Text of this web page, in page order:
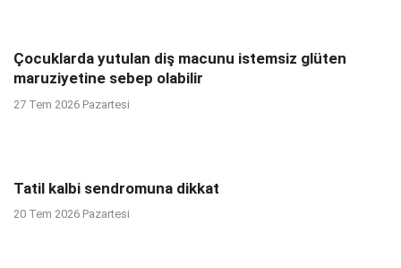
Çocuklarda yutulan diş macunu istemsiz glüten
maruziyetine sebep olabilir
27 Tem 2026 Pazartesi
Tatil kalbi sendromuna dikkat
20 Tem 2026 Pazartesi